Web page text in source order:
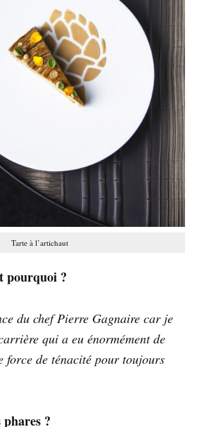
Tarte à l’artichaut
pourquoi ?
du chef Pierre Gagnaire car je
qui a eu énormément de
force de ténacité pour toujours
?